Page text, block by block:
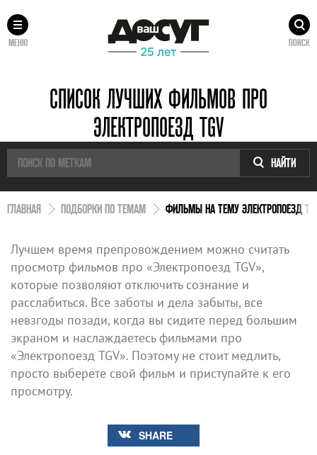
МЕНЮ ПОИСК
СПИСОК ЛУЧШИХ ФИЛЬМОВ ПРО
ЭЛЕКТРОПОЕЗД TGV
НАЙТИ
ГЛАВНАЯ ПОДБОРКИ ПО ТЕМАМ ФИЛЬМЫ НА ТЕМУ ЭЛЕКТРОПОЕЗД
Лучшем время препровождением можно считать
просмотр фильмов про «Электропоезд TGV»,
которые позволяют отключить сознание и
расслабиться. Все заботы и дела забыты, все
невзгоды позади, когда вы сидите перед большим
экраном и наслаждаетесь фильмами про
«Электропоезд TGV». Поэтому не стоит медлить,
просто выберете свой фильм и приступайте к его
просмотру.
SHARE